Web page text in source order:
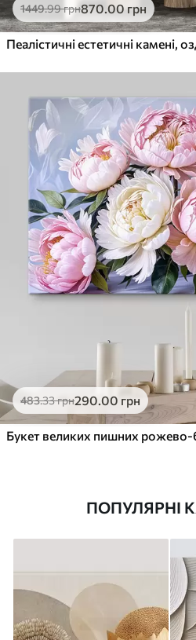
1449.99грн870.00 грн
483.33грн290.00 грн
ПОПУЛЯРНІ